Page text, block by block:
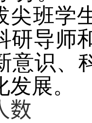
尖班学
研导师
意识、
展。
数